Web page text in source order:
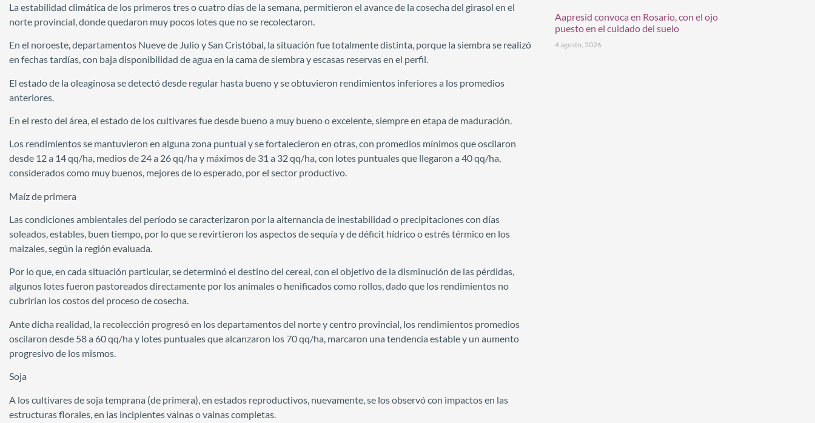
La estabilidad climática de los primeros tres o cuatro días de la semana, permitieron el avance de la cosecha del girasol en el
norte provincial, donde quedaron muy pocos lotes que no se recolectaron.
En el noroeste, departamentos Nueve de Julio y San Cristóbal, la situación fue totalmente distinta, porque la siembra se realizó
en fechas tardías, con baja disponibilidad de agua en la cama de siembra y escasas reservas en el perfil.
El estado de la oleaginosa se detectó desde regular hasta bueno y se obtuvieron rendimientos inferiores a los promedios
anteriores.
En el resto del área, el estado de los cultivares fue desde bueno a muy bueno o excelente, siempre en etapa de maduración.
Los rendimientos se mantuvieron en alguna zona puntual y se fortalecieron en otras, con promedios mínimos que oscilaron
desde 12 a 14 qq/ha, medios de 24 a 26 qq/ha y máximos de 31 a 32 qq/ha, con lotes puntuales que llegaron a 40 qq/ha,
considerados como muy buenos, mejores de lo esperado, por el sector productivo.
Maíz de primera
Las condiciones ambientales del período se caracterizaron por la alternancia de inestabilidad o precipitaciones con días
soleados, estables, buen tiempo, por lo que se revirtieron los aspectos de sequía y de déficit hídrico o estrés térmico en los
maizales, según la región evaluada.
Por lo que, en cada situación particular, se determinó el destino del cereal, con el objetivo de la disminución de las pérdidas,
algunos lotes fueron pastoreados directamente por los animales o henificados como rollos, dado que los rendimientos no
cubrirían los costos del proceso de cosecha.
Ante dicha realidad, la recolección progresó en los departamentos del norte y centro provincial, los rendimientos promedios
oscilaron desde 58 a 60 qq/ha y lotes puntuales que alcanzaron los 70 qq/ha, marcaron una tendencia estable y un aumento
progresivo de los mismos.
Soja
A los cultivares de soja temprana (de primera), en estados reproductivos, nuevamente, se los observó con impactos en las
estructuras florales, en las incipientes vainas o vainas completas.
Aapresid convoca en Rosario, con el ojo
puesto en el cuidado del suelo
4 agosto, 2026